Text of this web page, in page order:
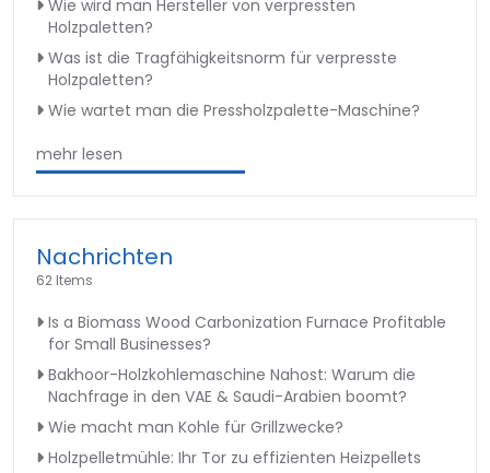
Wie wird man Hersteller von verpressten
Holzpaletten?
Was ist die Tragfähigkeitsnorm für verpresste
Holzpaletten?
Wie wartet man die Pressholzpalette-Maschine?
mehr lesen
Nachrichten
62 Items
Is a Biomass Wood Carbonization Furnace Profitable
for Small Businesses?
Bakhoor-Holzkohlemaschine Nahost: Warum die
Nachfrage in den VAE & Saudi-Arabien boomt?
Wie macht man Kohle für Grillzwecke?
Holzpelletmühle: Ihr Tor zu effizienten Heizpellets